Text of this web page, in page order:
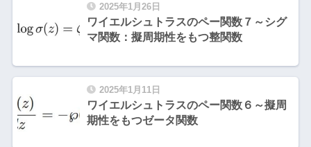
2025年1月26日
ワイエルシュトラスのペー関数７～シグ
マ関数：擬周期性をもつ整関数
2025年1月11日
ワイエルシュトラスのペー関数６～擬周
期性をもつゼータ関数